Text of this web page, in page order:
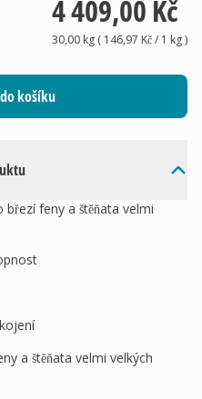
březí feny a štěňata velmi
a štěňata velmi velkých
4 409,00 Kč
30,00 kg( 146,97 Kč/ 1 kg)
košíku